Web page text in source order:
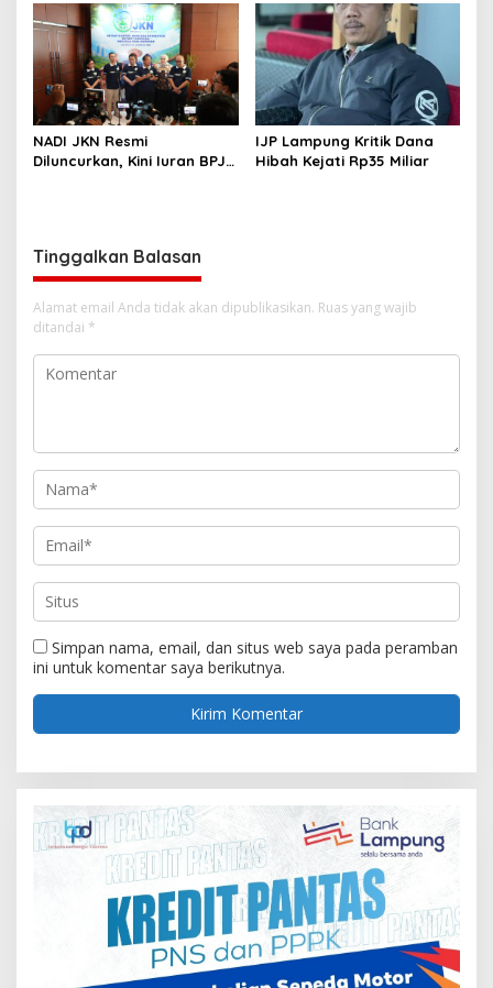
Dilaporkan DPP KAMPUD Ke
KEJATI Lampung
NADI JKN Resmi
Diluncurkan, Kini Iuran BPJS
IJP Lampung Kritik Dana
Hibah Kejati Rp35 Miliar
Tinggalkan Balasan
Alamat email Anda tidak akan dipublikasikan. Ruas yang wajib
ditandai *
Simpan nama, email, dan situs web saya pada peramban
ini untuk komentar saya berikutnya.